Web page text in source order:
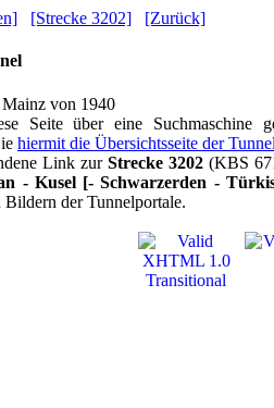
[Strecke 3202] [Zurück]
von 1940
Seite über eine Suchmaschine
hiermit die Übersichtsseite der
Link zur Strecke 3202 (KBS
- Kusel [- Schwarzerden -
Bildern der Tunnelportale.